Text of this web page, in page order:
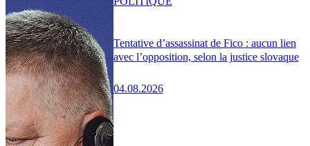
Tentative d’assassinat de Fico : aucun lien
avec l’opposition, selon la justice slovaque
04.08.2026